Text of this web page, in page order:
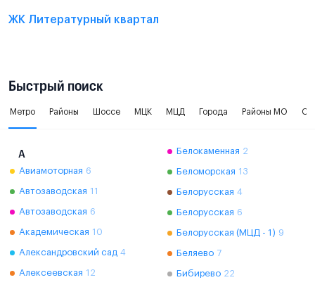
ЖК Литературный квартал
Быстрый поиск
Метро Районы Шоссе МЦК МЦД Города Районы МО
А
Авиамоторная 6
Автозаводская 11
Автозаводская 6
Академическая 10
Александровский сад 4
Алексеевская 12
Белокаменная 2
Беломорская 13
Белорусская 4
Белорусская 6
Белорусская (МЦД - 1) 9
Беляево 7
Бибирево 22